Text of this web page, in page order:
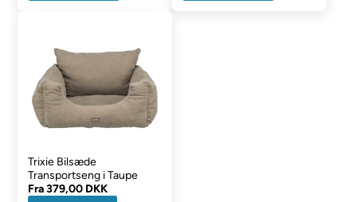
Trixie Bilsæde
Transportseng i Taupe
Fra379,00 DKK